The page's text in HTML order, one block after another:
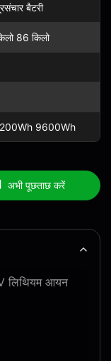
बैटरी
86 किलो
9600Wh
अभी पूछताछ करें
लिथियम आयन